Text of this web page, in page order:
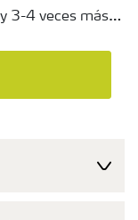
3-4 veces más
efectivo
en tanque